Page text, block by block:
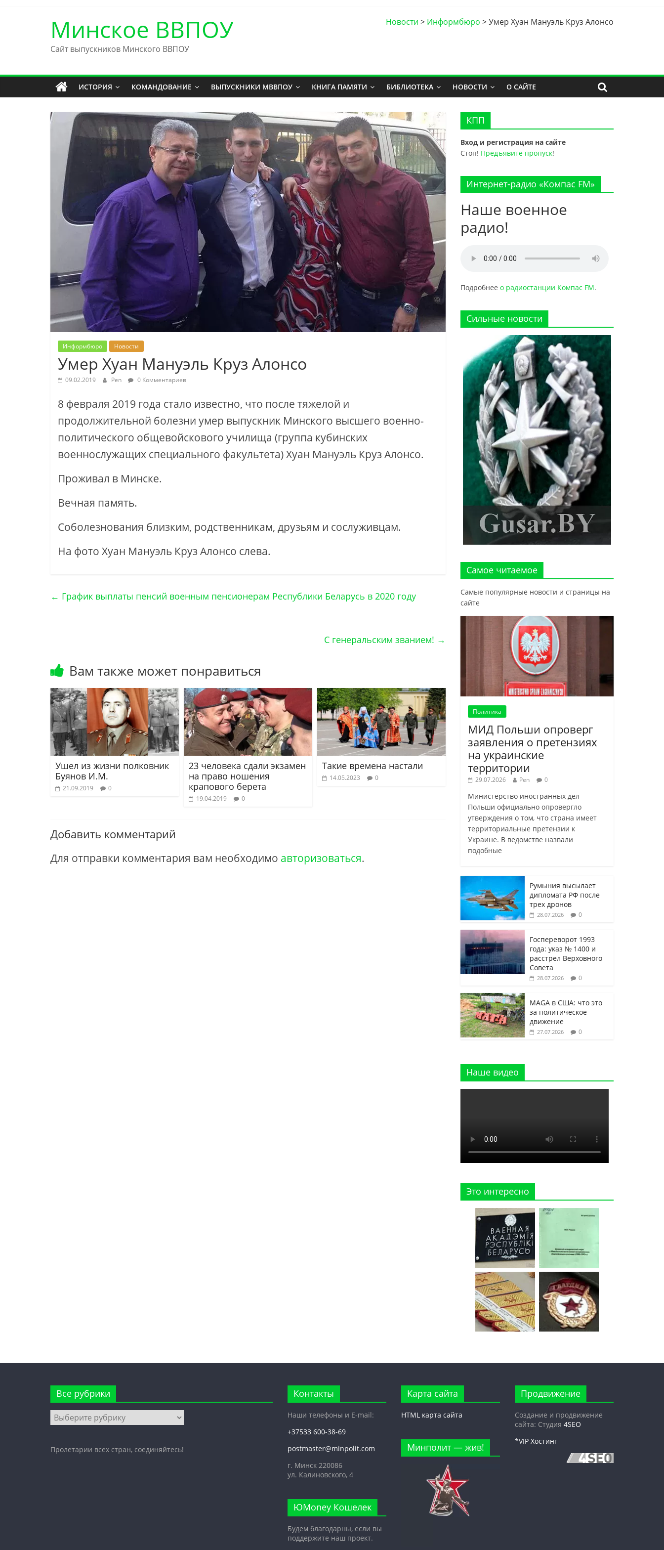
Минское ВВПОУ
Сайт выпускников Минского ВВПОУ
Новости > Информбюро >Умер Хуан Мануэль Круз Алонсо
ИСТОРИЯ КОМАНДОВАНИЕ ВЫПУСКНИКИ МВВПОУ КНИГА ПАМЯТИ БИБЛИОТЕКА НОВОСТИ О САЙТЕ
Информбюро Новости
Умер Хуан Мануэль Круз Алонсо
09.02.2019 Pen 0 Комментариев
8 февраля 2019 года стало известно, что после тяжелой и
продолжительной болезни умер выпускник Минского высшего военно-
политического общевойскового училища (группа кубинских
военнослужащих специального факультета) Хуан Мануэль Круз Алонсо.
Проживал в Минске.
Вечная память.
Соболезнования близким, родственникам, друзьям и сослуживцам.
На фото Хуан Мануэль Круз Алонсо слева.
← График выплаты пенсий военным пенсионерам Республики Беларусь в 2020 году
С генеральским званием! →
Вам также может понравиться
Ушел из жизни полковник
Буянов И.М.
21.09.2019 0
23 человека сдали экзамен
на право ношения
крапового берета
19.04.2019 0
Такие времена настали
14.05.2023 0
Добавить комментарий
Для отправки комментария вам необходимо авторизоваться.
КПП
Вход и регистрация на сайте
Стоп! Предъявите пропуск!
Интернет-радио «Компас FM»
Наше военное
радио!
Подробнее о радиостанции Компас FM.
Сильные новости
Самое читаемое
Самые популярные новости и страницы на
сайте
Политика
МИД Польши опроверг
заявления о претензиях
на украинские
территории
29.07.2026 Pen 0
Министерство иностранных дел
Польши официально опровергло
утверждения о том, что страна имеет
территориальные претензии к
Украине. В ведомстве назвали
подобные
Румыния высылает
дипломата РФ после
трех дронов
28.07.2026 0
Госпереворот 1993
года: указ № 1400 и
расстрел Верховного
Совета
28.07.2026 0
MAGA в США: что это
за политическое
движение
27.07.2026 0
Наше видео
Это интересно
Все рубрики
Все
рубрики
Пролетарии всех стран, соединяйтесь!
Контакты
Наши телефоны и E-mail:
+37533 600-38-69
postmaster@minpolit.com
г. Минск 220086
ул. Калиновского, 4
ЮMoney Кошелек
Будем благодарны, если вы
поддержите наш проект.
Карта сайта
HTML карта сайта
Минполит — жив!
Продвижение
Создание и продвижение
сайта: Студия 4SEO
*VIP Хостинг